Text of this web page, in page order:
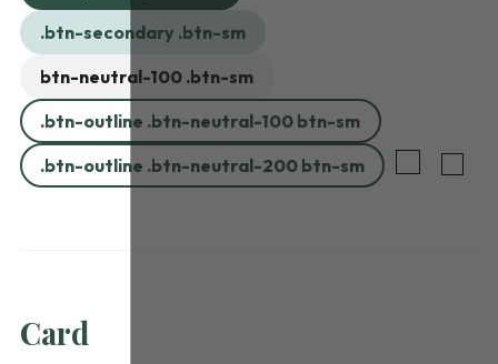
.btn-secondary .btn-sm
btn-neutral-100 .btn-sm
.btn-outline .btn-neutral-100 btn-sm
.btn-outline .btn-neutral-200 btn-sm
Card